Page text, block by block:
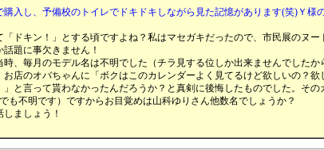
入し、予備校のトイレでドキドキしながら見た記憶があります(笑)Ｙ様
ドキン！」とする頃ですよね？私はマセガキだったので、市民展のヌ
題に事欠きません！
時、毎月のモデル名は不明でした（チラ見する位しか出来ませんでした
店のオバちゃんに「ボクはこのカレンダーよく見てるけど欲しいの？
と言って貰わなかったんだろうか？と真剣に後悔したものでした。そ
も不明です）ですからお目覚めは山科ゆりさん他数名でしょうか？
ましょう！